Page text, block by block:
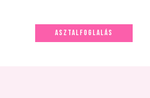
ASZTALFOGLALÁS